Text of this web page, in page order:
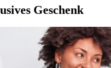
Geschenk